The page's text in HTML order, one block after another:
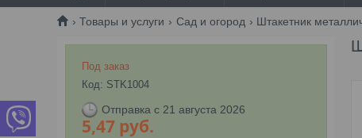
Товары и услуги Сад и огород Штакетник
Под заказ
Код: STK1004
Отправка с 21 августа 2026
5,47 руб.